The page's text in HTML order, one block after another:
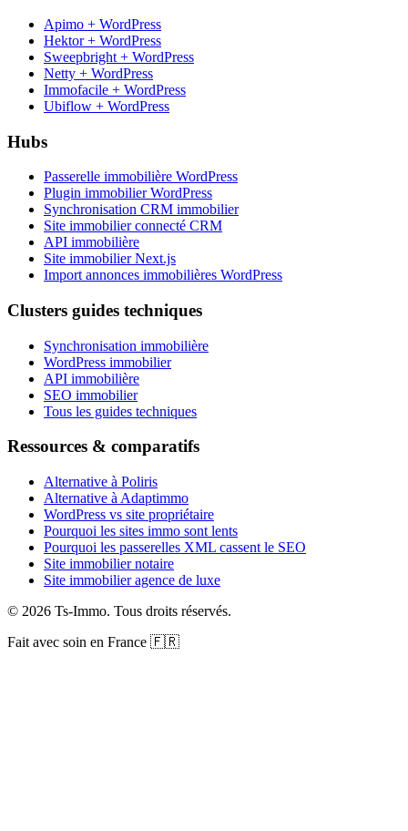
Apimo + WordPress
Hektor + WordPress
Sweepbright + WordPress
Netty + WordPress
Immofacile + WordPress
Ubiflow + WordPress
Hubs
Passerelle immobilière WordPress
Plugin immobilier WordPress
Synchronisation CRM immobilier
Site immobilier connecté CRM
API immobilière
Site immobilier Next.js
Import annonces immobilières WordPress
Clusters guides techniques
Synchronisation immobilière
WordPress immobilier
API immobilière
SEO immobilier
Tous les guides techniques
Ressources & comparatifs
Alternative à Poliris
Alternative à Adaptimmo
WordPress vs site propriétaire
Pourquoi les sites immo sont lents
Pourquoi les passerelles XML cassent le SEO
Site immobilier notaire
Site immobilier agence de luxe
© 2026 Ts-Immo. Tous droits réservés.
Fait avec soin en France 🇫🇷